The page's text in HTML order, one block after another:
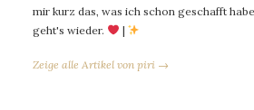
mir kurz das, was ich schon geschafft
geht's wieder.
|
Zeige alle Artikel von piri →